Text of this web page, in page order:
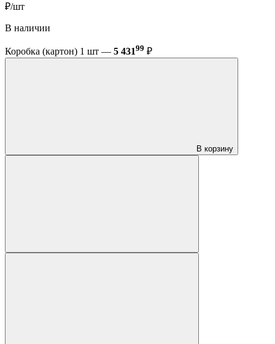
₽/шт
В наличии
Коробка (картон) 1 шт — 5 43199 ₽
В корзину